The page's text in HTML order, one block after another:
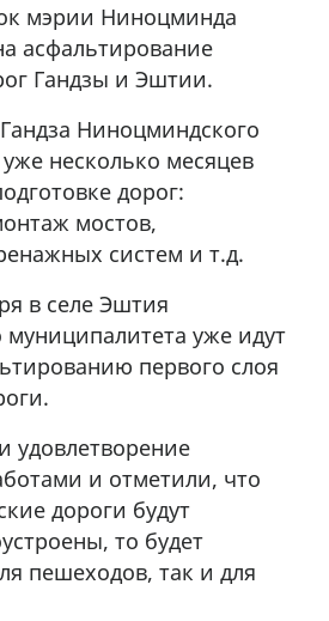
мэрии Ниноцминда
асфальтирование
Гандзы и Эштии.
Ниноцминдского
несколько месяцев
дорог:
мостов,
систем и т.д.
в селе Эштия
уже идут
первого слоя
удовлетворение
и отметили, что
дороги будут
то будет
пешеходов, так и для